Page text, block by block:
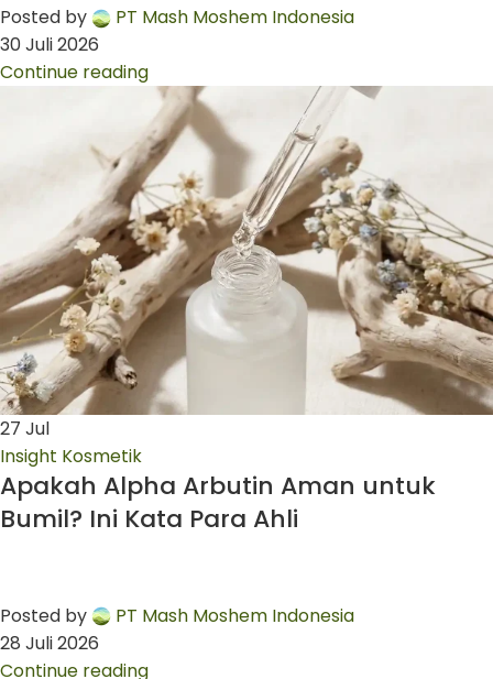
Posted by
PT Mash Moshem Indonesia
30 Juli 2026
Continue reading
27 Jul
Insight Kosmetik
Apakah Alpha Arbutin Aman untuk
Bumil? Ini Kata Para Ahli
Posted by
PT Mash Moshem Indonesia
28 Juli 2026
Continue reading